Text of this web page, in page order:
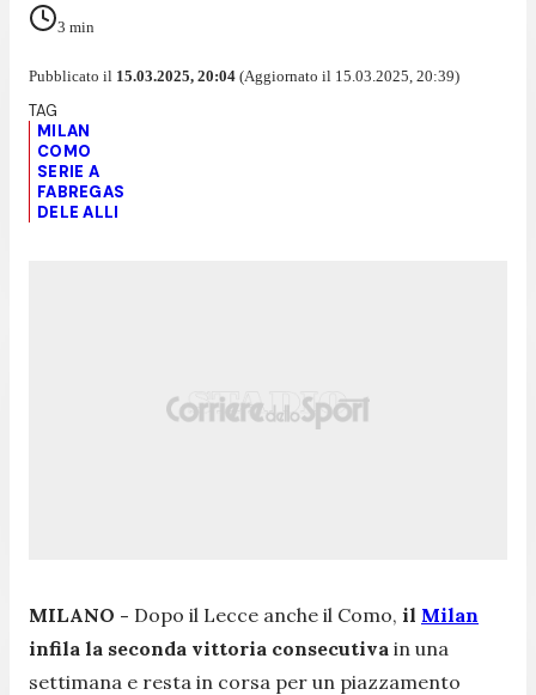
3 min
Pubblicato il 15.03.2025, 20:04 (Aggiornato il 15.03.2025, 20:39)
MILAN
COMO
SERIE A
FABREGAS
DELE ALLI
MILANO - Dopo il Lecce anche il Como, il Milan
infila la seconda vittoria consecutiva in una
settimana e resta in corsa per un piazzamento